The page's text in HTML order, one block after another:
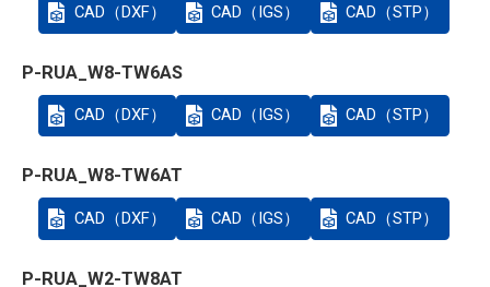
CAD（DXF） CAD（IGS） CAD（STP）
P-RUA_W8-TW6AS
CAD（DXF） CAD（IGS） CAD（STP）
P-RUA_W8-TW6AT
CAD（DXF） CAD（IGS） CAD（STP）
P-RUA_W2-TW8AT